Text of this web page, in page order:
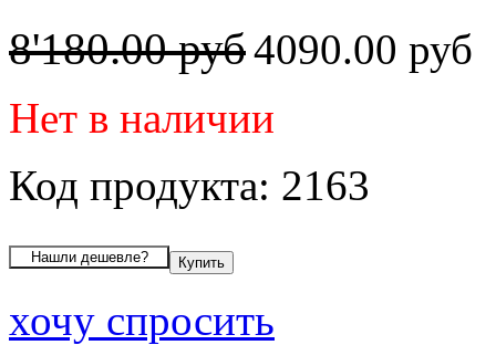
8'180.00 руб4090.00 руб
Нет в наличии
Код продукта: 2163
хочу спросить